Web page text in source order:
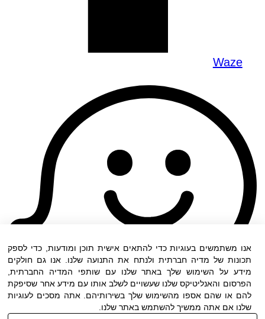
Waze
אנו משתמשים בעוגיות כדי להתאים אישית תוכן ומודעות, כדי לספק
תכונות של מדיה חברתית ולנתח את התנועה שלנו. אנו גם חולקים
מידע על השימוש שלך באתר שלנו עם שותפי המדיה החברתית,
הפרסום והאנליטיקס שלנו שעשויים לשלב אותו עם מידע אחר שסיפקת
להם או שהם אספו מהשימוש שלך בשירותיהם. אתה מסכים לעוגיות
שלנו אם אתה ממשיך להשתמש באתר שלנו.